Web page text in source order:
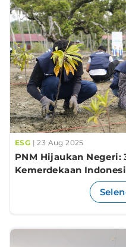
ESG | 23 Aug 2025
PNM Hijaukan Negeri:
Kemerdekaan